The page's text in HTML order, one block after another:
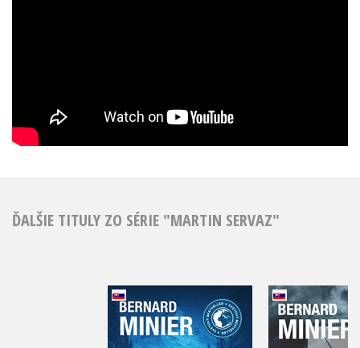
ĎALŠIE TITULY ZO SÉRIE "MARTIN SERVAZ"
H
Bernard Minier Bernard